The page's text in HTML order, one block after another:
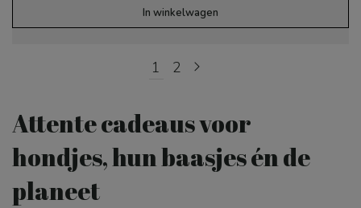
In winkelwagen
1 2
Attente cadeaus voor
hondjes, hun baasjes én de
planeet